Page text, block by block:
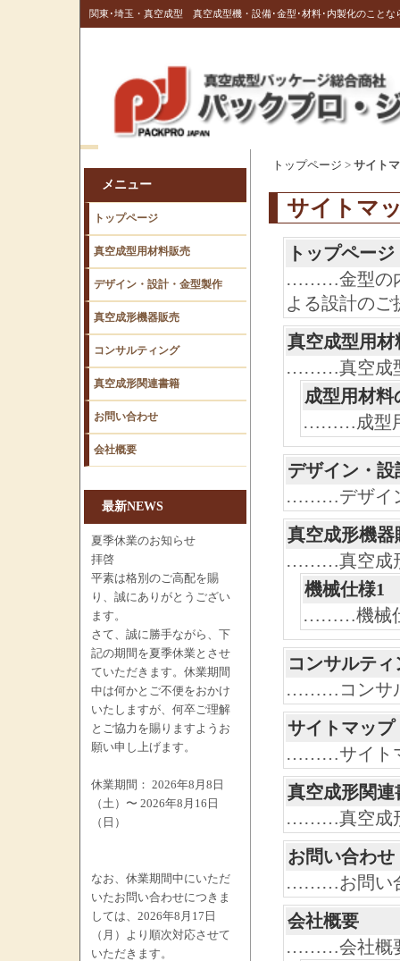
関東･埼玉・真空成型 真空成型機・設備･金型･材料･内製化のことな
メニュー
トップページ
真空成型用材料販売
デザイン・設計・金型製作
真空成形機器販売
コンサルティング
真空成形関連書籍
お問い合わせ
会社概要
最新NEWS
夏季休業のお知らせ
拝啓
平素は格別のご高配を賜
り、誠にありがとうござい
ます。
さて、誠に勝手ながら、下
記の期間を夏季休業とさせ
ていただきます。休業期間
中は何かとご不便をおかけ
いたしますが、何卒ご理解
とご協力を賜りますようお
願い申し上げます。
休業期間： 2026年8月8日
（土）〜 2026年8月16日
（日）
なお、休業期間中にいただ
いたお問い合わせにつきま
しては、2026年8月17日
（月）より順次対応させて
いただきます。
トップページ > サイト
サイトマ
トップページ
………金型の内
よる設計のご
真空成型用材
………真空成
成型用材料
………成型
デザイン・
………デザイ
真空成形機器
………真空成
機械仕様1
………機械
コンサルティ
………コンサ
サイトマップ
………サイト
真空成形関連
………真空成
お問い合わせ
………お問い
会社概要
………会社概